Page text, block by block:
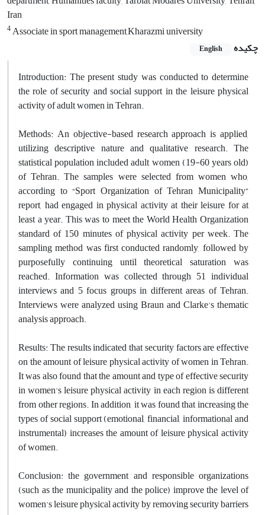
Iran
4Associate in sport management,Kharazmi university
چکیده
English
Introduction: The present study was conducted to determine
the role of security and social support in the leisure physical
activity of adult women in Tehran.
Methods: An objective-based research approach is applied,
utilizing descriptive nature and qualitative research. The
statistical population included adult women (19-60 years old)
of Tehran. The samples were selected from women who,
according to “Sport Organization of Tehran Municipality”
report, had engaged in physical activity at their leisure for at
least a year. This was to meet the World Health Organization
standard of 150 minutes of physical activity per week. The
sampling method was first conducted randomly, followed by
purposefully continuing until theoretical saturation was
reached. Information was collected through 51 individual
interviews and 5 focus groups in different areas of Tehran.
Interviews were analyzed using Braun and Clarke's thematic
analysis approach.
Results: The results indicated that security factors are effective
on the amount of leisure physical activity of women in Tehran.
It was also found that the amount and type of effective security
in women's leisure physical activity in each region is different
from other regions. In addition, it was found that increasing the
types of social support (emotional, financial, informational and
instrumental) increases the amount of leisure physical activity
of women.
Conclusion: the government and responsible organizations
(such as the municipality and the police) improve the level of
women's leisure physical activity by removing security barriers